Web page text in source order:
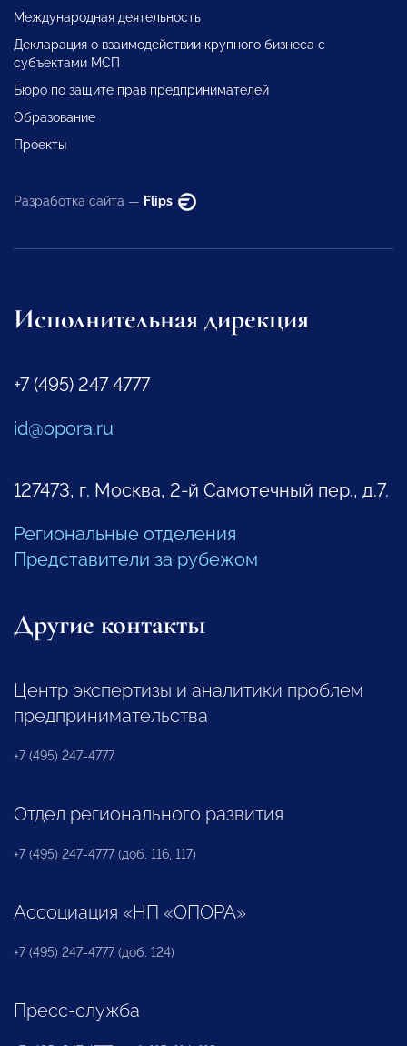
Международная деятельность
Декларация о взаимодействии крупного бизнеса с
субъектами МСП
Бюро по защите прав предпринимателей
Образование
Проекты
Разработка сайта — Flips
Исполнительная дирекция
+7 (495) 247 4777
id@opora.ru
127473, г. Москва, 2-й Самотечный пер., д.7.
Региональные отделения
Представители за рубежом
Другие контакты
Центр экспертизы и аналитики проблем
предпринимательства
+7 (495) 247-4777
Отдел регионального развития
+7 (495) 247-4777 (доб. 116, 117)
Ассоциация «НП «ОПОРА»
+7 (495) 247-4777 (доб. 124)
Пресс-служба